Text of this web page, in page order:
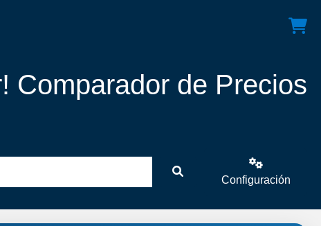
Comparador de Precios
Configuración